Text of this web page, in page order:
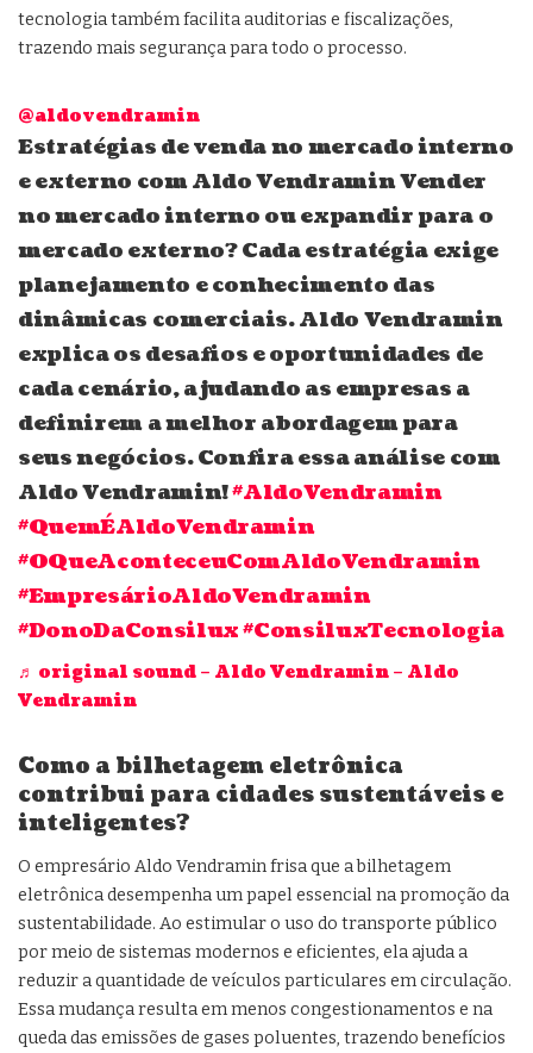
tecnologia também facilita auditorias e fiscalizações,
trazendo mais segurança para todo o processo.
@aldovendramin
Estratégias de venda no mercado interno
e externo com Aldo Vendramin Vender
no mercado interno ou expandir para o
mercado externo? Cada estratégia exige
planejamento e conhecimento das
dinâmicas comerciais. Aldo Vendramin
explica os desafios e oportunidades de
cada cenário, ajudando as empresas a
definirem a melhor abordagem para
seus negócios. Confira essa análise com
Aldo Vendramin!#AldoVendramin
#QuemÉAldoVendramin
#OQueAconteceuComAldoVendramin
#EmpresárioAldoVendramin
#DonoDaConsilux#ConsiluxTecnologia
♬ original sound – Aldo Vendramin – Aldo
Vendramin
Como a bilhetagem eletrônica
contribui para cidades sustentáveis e
inteligentes?
O empresário Aldo Vendramin frisa que a bilhetagem
eletrônica desempenha um papel essencial na promoção da
sustentabilidade. Ao estimular o uso do transporte público
por meio de sistemas modernos e eficientes, ela ajuda a
reduzir a quantidade de veículos particulares em circulação.
Essa mudança resulta em menos congestionamentos e na
queda das emissões de gases poluentes, trazendo benefícios